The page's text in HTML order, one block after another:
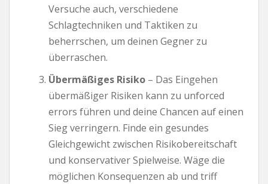
Versuche auch, verschiedene
Schlagtechniken und Taktiken zu
beherrschen, um deinen Gegner zu
überraschen.
Übermäßiges Risiko – Das Eingehen
übermäßiger Risiken kann zu unforced
errors führen und deine Chancen auf einen
Sieg verringern. Finde ein gesundes
Gleichgewicht zwischen Risikobereitschaft
und konservativer Spielweise. Wäge die
möglichen Konsequenzen ab und triff